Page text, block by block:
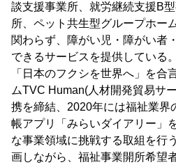
談支援事業所、就労継続支援B
所、ペット共生型グループホー
関わらず、障がい児・障がい者
できるサービスを提供している。
「日本のフクシを世界へ」を合
ムTVC Human(人材開発貿易サ
携を締結、2020年には福祉業界
帳アプリ「みらいダイアリー」
な事業領域に挑戦する取組を行
画しながら、福祉事業開所希望